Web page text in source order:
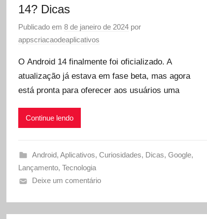
14? Dicas
Publicado em8 de janeiro de 2024 por
appscriacaodeaplicativos
O Android 14 finalmente foi oficializado. A
atualização já estava em fase beta, mas agora
está pronta para oferecer aos usuários uma
Continue lendo
Android, Aplicativos, Curiosidades, Dicas, Google,
Lançamento,Tecnologia
Deixe um comentário